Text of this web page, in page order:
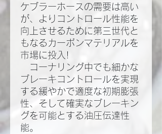
ケブラーホースの需要は高い
が、よりコントロール性能を
向上させるために第三世代と
もなるカーボンマテリアルを
市場に投入!​
コーナリング中でも細かな
ブレーキコントロールを実現
する緩やかで適度な初期膨張
性、そして確実なブレーキン
グを可能とする油圧伝達性
能。​